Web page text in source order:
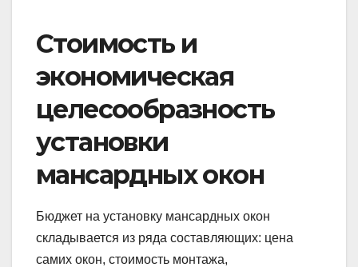
Стоимость и
экономическая
целесообразность
установки
мансардных окон
Бюджет на установку мансардных окон
складывается из ряда составляющих: цена
самих окон, стоимость монтажа,